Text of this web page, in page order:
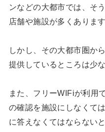
ンなどの大都市では、そ
店舗や施設が多くあります
しかし、その大都市圏か
提供しているところは少
また、フリーWIFiが利用
の確認を施設にしなくて
に答えなくてはならない